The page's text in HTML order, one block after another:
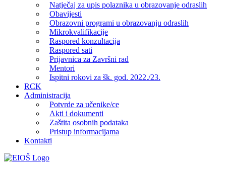
Natječaj za upis polaznika u obrazovanje odraslih
Obavijesti
Obrazovni programi u obrazovanju odraslih
Mikrokvalifikacije
Raspored konzultacija
Raspored sati
Prijavnica za Završni rad
Mentori
Ispitni rokovi za šk. god. 2022./23.
RCK
Administracija
Potvrde za učenike/ce
Akti i dokumenti
Zaštita osobnih podataka
Pristup informacijama
Kontakti
Facebook
YouTube
X
Pinterest